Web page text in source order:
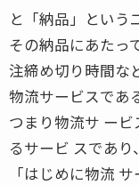
と「納品」という
その納品にあたっ
注締め切り時間な
物流サービスであ
つまり物流サ ー
るサービ スであり
「はじめに物流